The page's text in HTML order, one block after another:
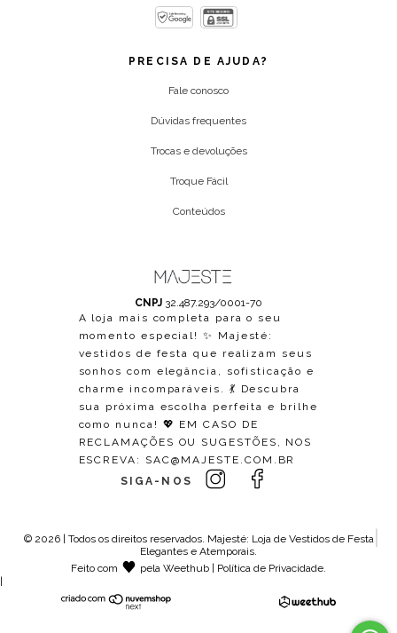
PRECISA DE AJUDA?
Fale conosco
Dúvidas frequentes
Trocas e devoluções
Troque Fácil
Conteúdos
CNPJ 32.487.293/0001-70
A loja mais completa para o seu
momento especial! ✨ Majesté:
vestidos de festa que realizam seus
sonhos com elegância, sofisticação e
charme incomparáveis. 💃 Descubra
sua próxima escolha perfeita e brilhe
como nunca! 💖 EM CASO DE
RECLAMAÇÕES OU SUGESTÕES, NOS
ESCREVA: SAC@MAJESTE.COM.BR
SIGA-NOS
© 2026 | Todos os direitos reservados. Majesté: Loja de Vestidos de Festa
Elegantes e Atemporais.
Feito com
pelaWeethub Política de Privacidade.
|